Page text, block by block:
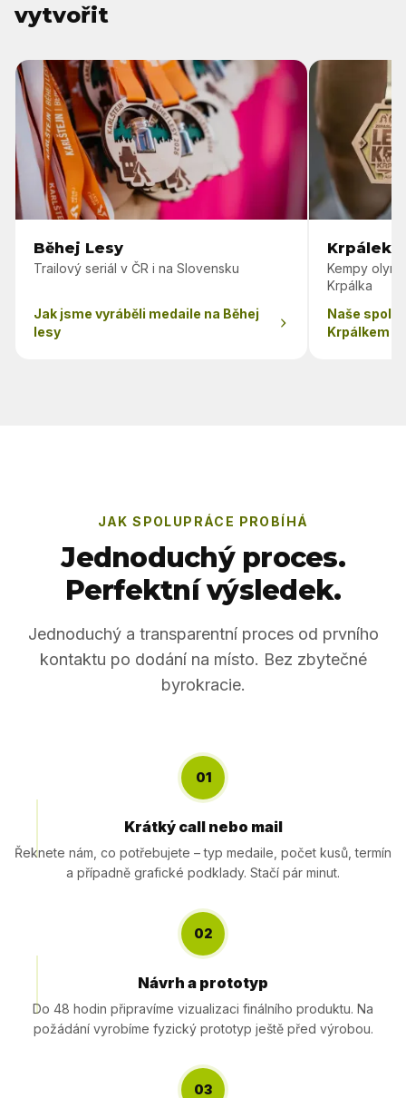
vytvořit
Běhej Lesy
Trailový seriál v ČR i na Slovensku
Jak jsme vyráběli medaile na Běhej
lesy
Krpálek
Kempy
Krpálka
Naše
Krpálkem
JAK SPOLUPRÁCE PROBÍHÁ
Jednoduchý proces.
Perfektní výsledek.
Jednoduchý a transparentní proces od prvního
kontaktu po dodání na místo. Bez zbytečné
byrokracie.
01
Krátký call nebo mail
Řeknete nám, co potřebujete – typ medaile, počet kusů, termín
a případně grafické podklady. Stačí pár minut.
02
Návrh a prototyp
Do 48 hodin připravíme vizualizaci finálního produktu. Na
požádání vyrobíme fyzický prototyp ještě před výrobou.
03